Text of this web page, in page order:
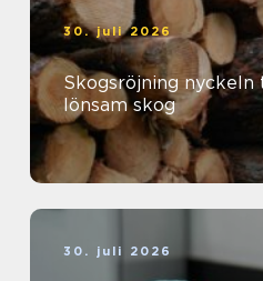
30. juli 2026
Skogsröjning nyckeln till en frisk och
lönsam skog
30. juli 2026